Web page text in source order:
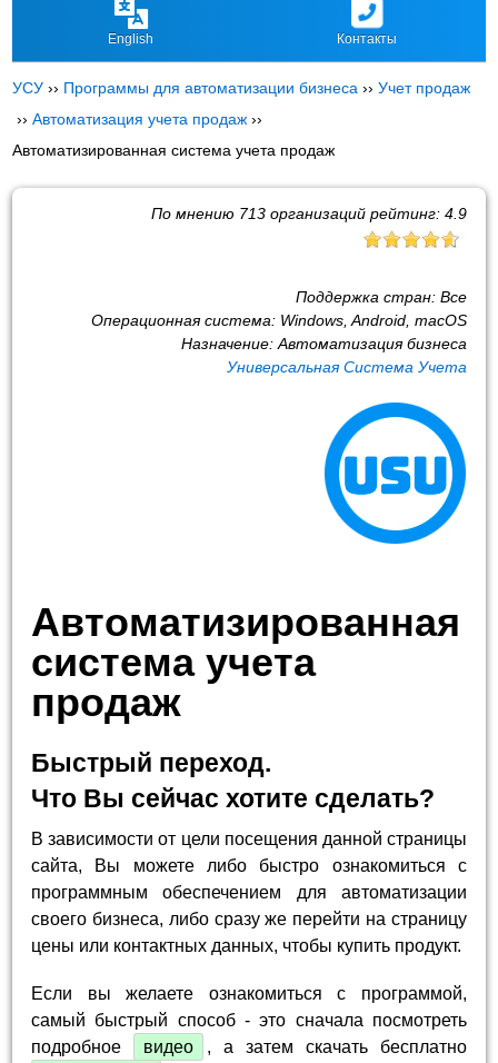
English Контакты
УСУ ›› Программы для автоматизации бизнеса ››Учет продаж
››Автоматизация учета продаж ››
Автоматизированная система учета продаж
По мнению 713организаций рейтинг: 4.9
Поддержка стран: Все
Операционная система: Windows, Android, macOS
Назначение: Автоматизация бизнеса
Универсальная Система Учета
Автоматизированная
система учета
продаж
Быстрый переход.
Что Вы сейчас хотите сделать?
В зависимости от цели посещения данной страницы
сайта, Вы можете либо быстро ознакомиться с
программным обеспечением для автоматизации
своего бизнеса, либо сразу же перейти на страницу
цены или контактных данных, чтобы купить продукт.
Если вы желаете ознакомиться с программой,
самый быстрый способ - это сначала посмотреть
подробное
видео
, а затем скачать бесплатно